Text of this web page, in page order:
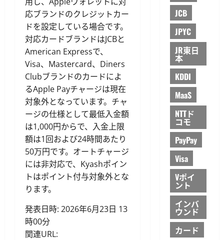
応ブランドのクレジットカー
ドを設定している場合です。
対応カードブランドはJCBと
American Expressで、
Visa、Mastercard、Diners
Clubブランドのカードによ
るApple Payチャージは現在
対象外となっています。チャ
ージの仕様として最低入金額
は1,000円からで、入金上限
額は1回および24時間あたり
50万円です。オートチャージ
には非対応で、Kyashポイン
トはポイント付与対象外とな
ります。
発表日時: 2026年6月23日 13
時00分
関連URL:
JCB
JPYC
JR東日
本
KDDI
MaaS
NTTド
コモ
PayPay
Visa
Vポイ
ント
インバ
ウンド
カード